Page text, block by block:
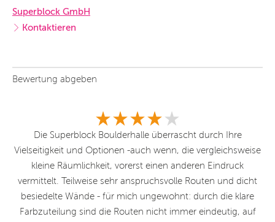
Superblock GmbH
Kontaktieren
Bewertung abgeben
Die Superblock Boulderhalle überrascht durch Ihre
Vielseitigkeit und Optionen -auch wenn, die vergleichsweise
kleine Räumlichkeit, vorerst einen anderen Eindruck
vermittelt. Teilweise sehr anspruchsvolle Routen und dicht
besiedelte Wände - für mich ungewohnt: durch die klare
Farbzuteilung sind die Routen nicht immer eindeutig, auf